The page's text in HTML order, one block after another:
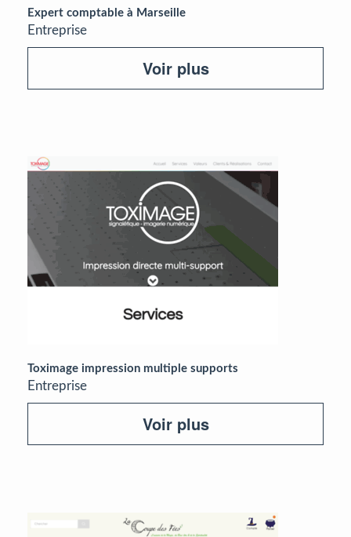
Expert comptable à Marseille
Entreprise
Voir plus
Toximage impression multiple supports
Entreprise
Voir plus